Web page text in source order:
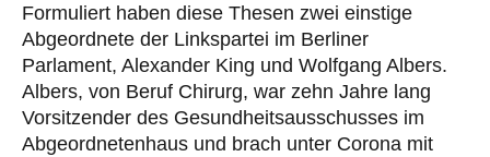
Formuliert haben diese Thesen zwei einstige
Abgeordnete der Linkspartei im Berliner
Parlament, Alexander King und Wolfgang Albers.
Albers, von Beruf Chirurg, war zehn Jahre lang
Vorsitzender des Gesundheitsausschusses im
Abgeordnetenhaus und brach unter Corona mit